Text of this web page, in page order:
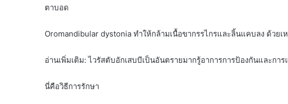
ตาบอด
Oromandibular dystonia ทำให้กล้ามเนื้อขากรรไกรและลิ้นแคบลง ด้วย
อ่านเพิ่มเติม: ไวรัสตับอักเสบบีเป็นอันตรายมากรู้อาการการป้องกันและกา
นี่คือวิธีการรักษา